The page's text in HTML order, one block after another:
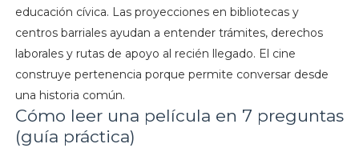
educación cívica. Las proyecciones en bibliotecas y
centros barriales ayudan a entender trámites, derechos
laborales y rutas de apoyo al recién llegado. El cine
construye pertenencia porque permite conversar desde
una historia común.
Cómo leer una película en 7 preguntas
(guía práctica)